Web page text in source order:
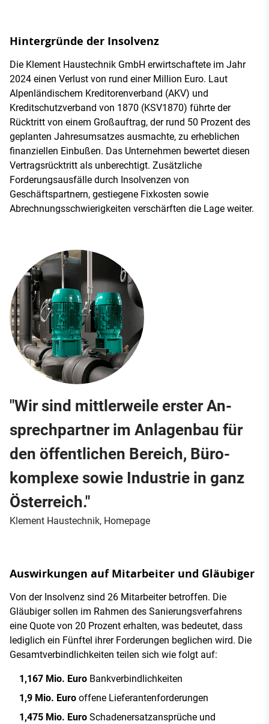
Hintergründe der Insolvenz
Die Klement Haustechnik GmbH erwirtschaftete im Jahr
2024 einen Verlust von rund einer Million Euro. Laut
Alpenländischem Kreditorenverband (AKV) und
Kreditschutzverband von 1870 (KSV1870) führte der
Rücktritt von einem Großauftrag, der rund 50 Prozent des
geplanten Jahresumsatzes ausmachte, zu erheblichen
finanziellen Einbußen. Das Unternehmen bewertet diesen
Vertragsrücktritt als unberechtigt. Zusätzliche
Forderungsausfälle durch Insolvenzen von
Geschäftspartnern, gestiegene Fixkosten sowie
Abrechnungsschwierigkeiten verschärften die Lage weiter.
"Wir sind mitt­ler­wei­le ers­ter An­
sprech­part­ner im An­la­gen­bau für
den öf­fent­li­chen Be­reich, Bü­ro­
kom­ple­xe sowie In­dus­trie in ganz
Ös­ter­reich."
Kle­ment Haus­tech­nik, Homepage
Auswirkungen auf Mitarbeiter und Gläubiger
Von der Insolvenz sind 26 Mitarbeiter betroffen. Die
Gläubiger sollen im Rahmen des Sanierungsverfahrens
eine Quote von 20 Prozent erhalten, was bedeutet, dass
lediglich ein Fünftel ihrer Forderungen beglichen wird. Die
Gesamtverbindlichkeiten teilen sich wie folgt auf:
1,167 Mio. Euro Bankverbindlichkeiten
1,9 Mio. Euro offene Lieferantenforderungen
1,475 Mio. Euro Schadenersatzansprüche und